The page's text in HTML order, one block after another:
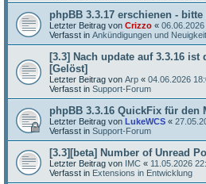
phpBB 3.3.17 erschienen -
Letzter Beitrag von Crizzo «
Verfasst in Ankündigungen und
[3.3] Nach update auf 3.3.16
[Gelöst]
Letzter Beitrag von Arp « 04.06.2026
Verfasst in Support-Forum
phpBB 3.3.16 QuickFix für den
Letzter Beitrag von LukeWCS «
Verfasst in Support-Forum
[3.3][beta] Number of Unread
Letzter Beitrag von IMC « 11.05.2026
Verfasst in Extensions in Entwicklung